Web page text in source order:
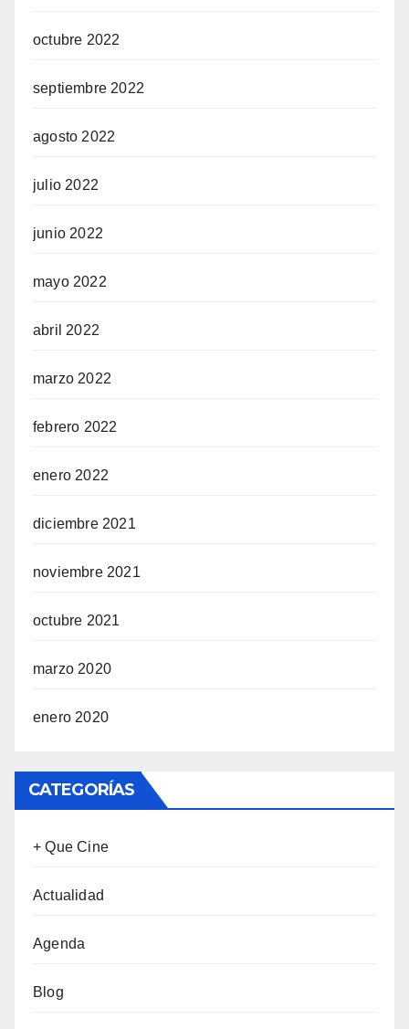
octubre 2022
septiembre 2022
agosto 2022
julio 2022
junio 2022
mayo 2022
abril 2022
marzo 2022
febrero 2022
enero 2022
diciembre 2021
noviembre 2021
octubre 2021
marzo 2020
enero 2020
CATEGORÍAS
+ Que Cine
Actualidad
Agenda
Blog